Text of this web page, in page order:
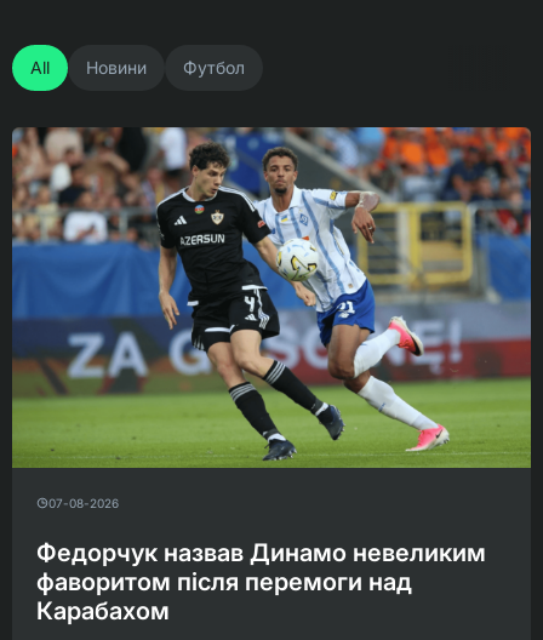
All Новини Футбол
07-08-2026
Федорчук назвав Динамо невеликим
фаворитом після перемоги над
Карабахом